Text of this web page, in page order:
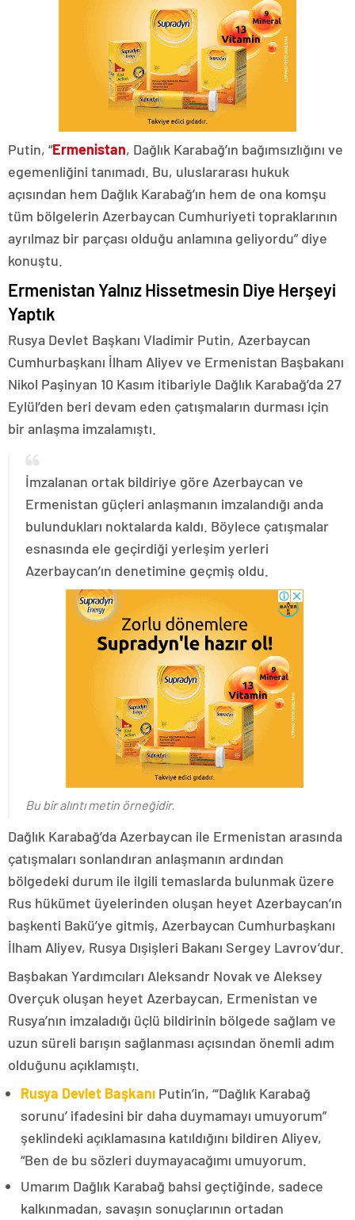
Putin, “Ermenistan, Dağlık Karabağ’ın bağımsızlığını ve
egemenliğini tanımadı. Bu, uluslararası hukuk
açısından hem Dağlık Karabağ’ın hem de ona komşu
tüm bölgelerin Azerbaycan Cumhuriyeti topraklarının
ayrılmaz bir parçası olduğu anlamına geliyordu” diye
konuştu.
Ermenistan Yalnız Hissetmesin Diye Herşeyi
Yaptık
Rusya Devlet Başkanı Vladimir Putin, Azerbaycan
Cumhurbaşkanı İlham Aliyev ve Ermenistan Başbakanı
Nikol Paşinyan 10 Kasım itibariyle Dağlık Karabağ’da 27
Eylül’den beri devam eden çatışmaların durması için
bir anlaşma imzalamıştı.
İmzalanan ortak bildiriye göre Azerbaycan ve
Ermenistan güçleri anlaşmanın imzalandığı anda
bulundukları noktalarda kaldı. Böylece çatışmalar
esnasında ele geçirdiği yerleşim yerleri
Azerbaycan’ın denetimine geçmiş oldu.
Bu bir alıntı metin örneğidir.
Dağlık Karabağ’da Azerbaycan ile Ermenistan arasında
çatışmaları sonlandıran anlaşmanın ardından
bölgedeki durum ile ilgili temaslarda bulunmak üzere
Rus hükümet üyelerinden oluşan heyet Azerbaycan’ın
başkenti Bakü’ye gitmiş, Azerbaycan Cumhurbaşkanı
İlham Aliyev, Rusya Dışişleri Bakanı Sergey Lavrov’dur.
Başbakan Yardımcıları Aleksandr Novak ve Aleksey
Overçuk oluşan heyet Azerbaycan, Ermenistan ve
Rusya’nın imzaladığı üçlü bildirinin bölgede sağlam ve
uzun süreli barışın sağlanması açısından önemli adım
olduğunu açıklamıştı.
Rusya Devlet Başkanı Putin’in, “‘Dağlık Karabağ
sorunu’ ifadesini bir daha duymamayı umuyorum”
şeklindeki açıklamasına katıldığını bildiren Aliyev,
“Ben de bu sözleri duymayacağımı umuyorum.
Umarım Dağlık Karabağ bahsi geçtiğinde, sadece
kalkınmadan, savaşın sonuçlarının ortadan